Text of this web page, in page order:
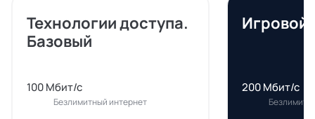
Технологии доступа.
Базовый
100 Мбит/с
Безлимитный интернет
Игровой
200 Мбит/с